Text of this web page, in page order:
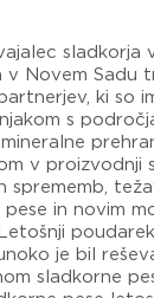
sladkorja
Novem Sadu
ki so
s
v proizvodnji
sprememb,
in novim
je bil
sladkorne